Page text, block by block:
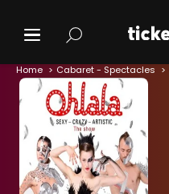
Home Cabaret - Spectacles